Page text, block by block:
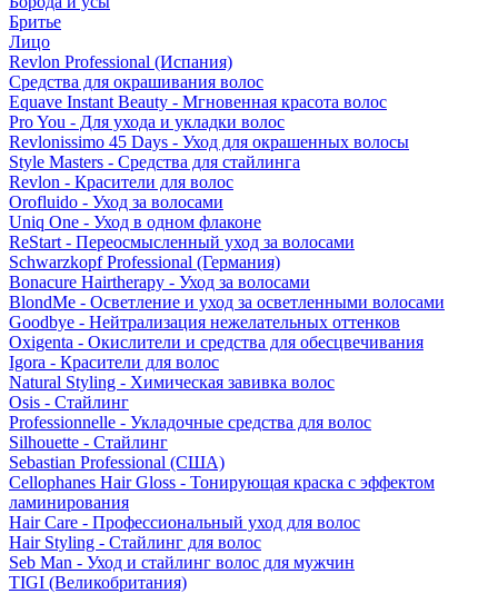
Бритье
Лицо
Revlon Professional (Испания)
Средства для окрашивания волос
Equave Instant Beauty - Мгновенная красота волос
Pro You - Для ухода и укладки волос
Revlonissimo 45 Days - Уход для окрашенных волосы
Style Masters - Средства для стайлинга
Revlon - Красители для волос
Orofluido - Уход за волосами
Uniq One - Уход в одном флаконе
ReStart - Переосмысленный уход за волосами
Schwarzkopf Professional (Германия)
Bonacure Hairtherapy - Уход за волосами
BlondMe - Осветление и уход за осветленными волосами
Goodbye - Нейтрализация нежелательных оттенков
Oxigenta - Окислители и средства для обесцвечивания
Igora - Красители для волос
Natural Styling - Химическая завивка волос
Osis - Стайлинг
Professionnelle - Укладочные средства для волос
Silhouette - Стайлинг
Sebastian Professional (США)
Cellophanes Hair Gloss - Тонирующая краска с эффектом
ламинирования
Hair Care - Профессиональный уход для волос
Hair Styling - Стайлинг для волос
Seb Man - Уход и стайлинг волос для мужчин
TIGI (Великобритания)